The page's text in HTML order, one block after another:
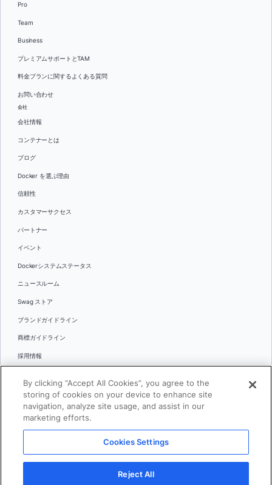
Pro
Team
Business
プレミアムサポートとTAM
料金プランに関するよくある質問
お問い合わせ
会社
会社情報
コンテナーとは
ブログ
Docker を選ぶ理由
信頼性
カスタマーサクセス
パートナー
イベント
Dockerシステムステータス
ニュースルーム
Swag ストア
ブランドガイドライン
商標ガイドライン
採用情報
言語
日本語
© 2026 Docker Inc.全著作権所有
利用規約(英語)
プライバシー
By clicking “Accept All Cookies”, you agree to the
storing of cookies on your device to enhance site
navigation, analyze site usage, and assist in our
marketing efforts.
Cookies Settings
Reject All